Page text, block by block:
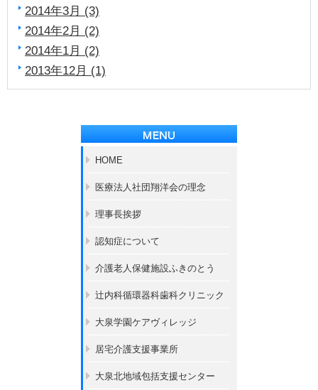
2014年3月 (3)
2014年2月 (2)
2014年1月 (2)
2013年12月 (1)
HOME
医療法人社団翔洋会の理念
理事長挨拶
認知症について
介護老人保健施設ふきのとう
辻内科循環器科歯科クリニック
大泉学園ケアヴィレッジ
居宅介護支援事業所
大泉北地域包括支援センター